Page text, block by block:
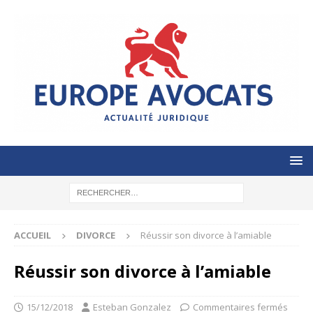
ACCUEIL DIVORCE Réussir son divorce à l’amiable
Réussir son divorce à l’amiable
15/12/2018 Esteban Gonzalez Commentaires fermés